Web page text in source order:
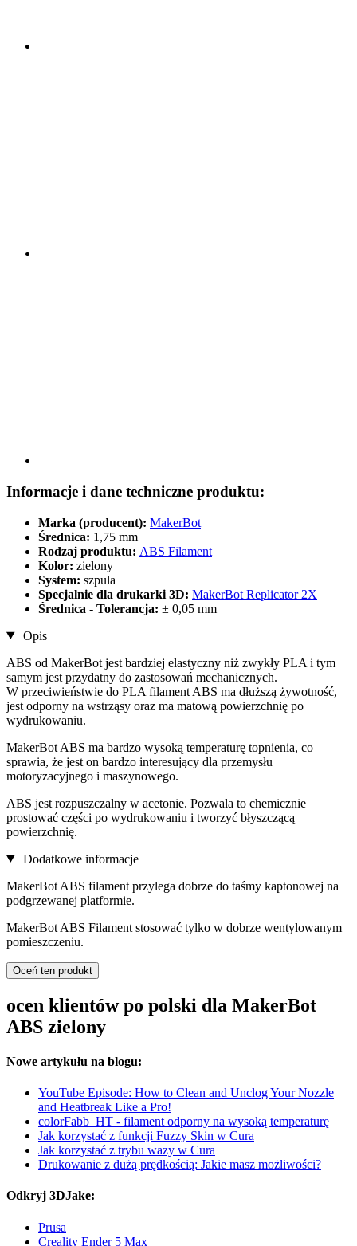
Informacje i dane techniczne produktu:
Marka (producent): MakerBot
Średnica: 1,75 mm
Rodzaj produktu: ABS Filament
Kolor: zielony
System: szpula
Specjalnie dla drukarki 3D: MakerBot Replicator 2X
Średnica - Tolerancja: ± 0,05 mm
Opis
ABS od MakerBot jest bardziej elastyczny niż zwykły PLA i tym
samym jest przydatny do zastosowań mechanicznych.
W przeciwieństwie do PLA filament ABS ma dłuższą żywotność,
jest odporny na wstrząsy oraz ma matową powierzchnię po
wydrukowaniu.
MakerBot ABS ma bardzo wysoką temperaturę topnienia, co
sprawia, że jest on bardzo interesujący dla przemysłu
motoryzacyjnego i maszynowego.
ABS jest rozpuszczalny w acetonie. Pozwala to chemicznie
prostować części po wydrukowaniu i tworzyć błyszczącą
powierzchnię.
Dodatkowe informacje
MakerBot ABS filament przylega dobrze do taśmy kaptonowej na
podgrzewanej platformie.
MakerBot ABS Filament stosować tylko w dobrze wentylowanym
pomieszczeniu.
Oceń ten produkt
ocen klientów po polski dla MakerBot
ABS zielony
Nowe artykułu na blogu:
YouTube Episode: How to Clean and Unclog Your Nozzle
and Heatbreak Like a Pro!
colorFabb_HT - filament odporny na wysoką temperaturę
Jak korzystać z funkcji Fuzzy Skin w Cura
Jak korzystać z trybu wazy w Cura
Drukowanie z dużą prędkością: Jakie masz możliwości?
Odkryj 3DJake:
Prusa
Creality Ender 5 Max